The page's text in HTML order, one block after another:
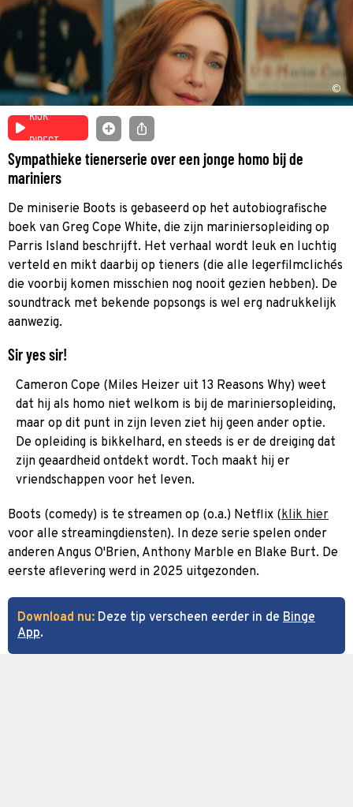
©
KIJK
DIRECT
Sympathieke tienerserie over een jonge homo bij de
mariniers
De miniserie Boots is gebaseerd op het autobiografische
boek van Greg Cope White, die zijn mariniersopleiding op
Parris Island beschrijft. Het verhaal wordt leuk en luchtig
verteld en mikt daarbij op tieners (die alle legerfilmclichés
die voorbij komen misschien nog nooit gezien hebben). De
soundtrack met bekende popsongs is wel erg nadrukkelijk
aanwezig.
Sir yes sir!
Cameron Cope (Miles Heizer uit 13 Reasons Why) weet
dat hij als homo niet welkom is bij de mariniersopleiding,
maar op dit punt in zijn leven ziet hij geen ander optie.
De opleiding is bikkelhard, en steeds is er de dreiging dat
zijn geaardheid ontdekt wordt. Toch maakt hij er
vriendschappen voor het leven.
Boots (comedy) is te streamen op (o.a.) Netflix (klik hier
voor alle streamingdiensten). In deze serie spelen onder
anderen Angus O'Brien, Anthony Marble en Blake Burt. De
eerste aflevering werd in 2025 uitgezonden.
Download nu: Deze tip verscheen eerder in de Binge
App.